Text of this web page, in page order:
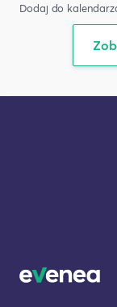
Dodaj do